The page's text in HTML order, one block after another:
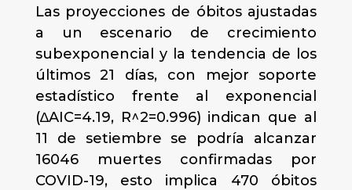
Las proyecciones de óbitos ajustadas
a un escenario de crecimiento
subexponencial y la tendencia de los
últimos 21 días, con mejor soporte
estadístico frente al exponencial
(∆AIC=4.19, R^2=0.996) indican que al
11 de setiembre se podría alcanzar
16046 muertes confirmadas por
COVID-19, esto implica 470 óbitos